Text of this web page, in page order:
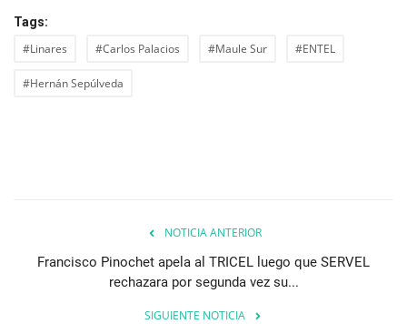
Tags:
#Linares #Carlos Palacios #Maule Sur #ENTEL
#Hernán Sepúlveda
NOTICIA ANTERIOR
Francisco Pinochet apela al TRICEL luego que SERVEL
rechazara por segunda vez su...
SIGUIENTE NOTICIA